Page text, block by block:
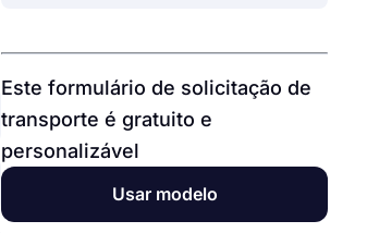
Este formulário de solicitação de
transporte é gratuito e
personalizável
Usar modelo